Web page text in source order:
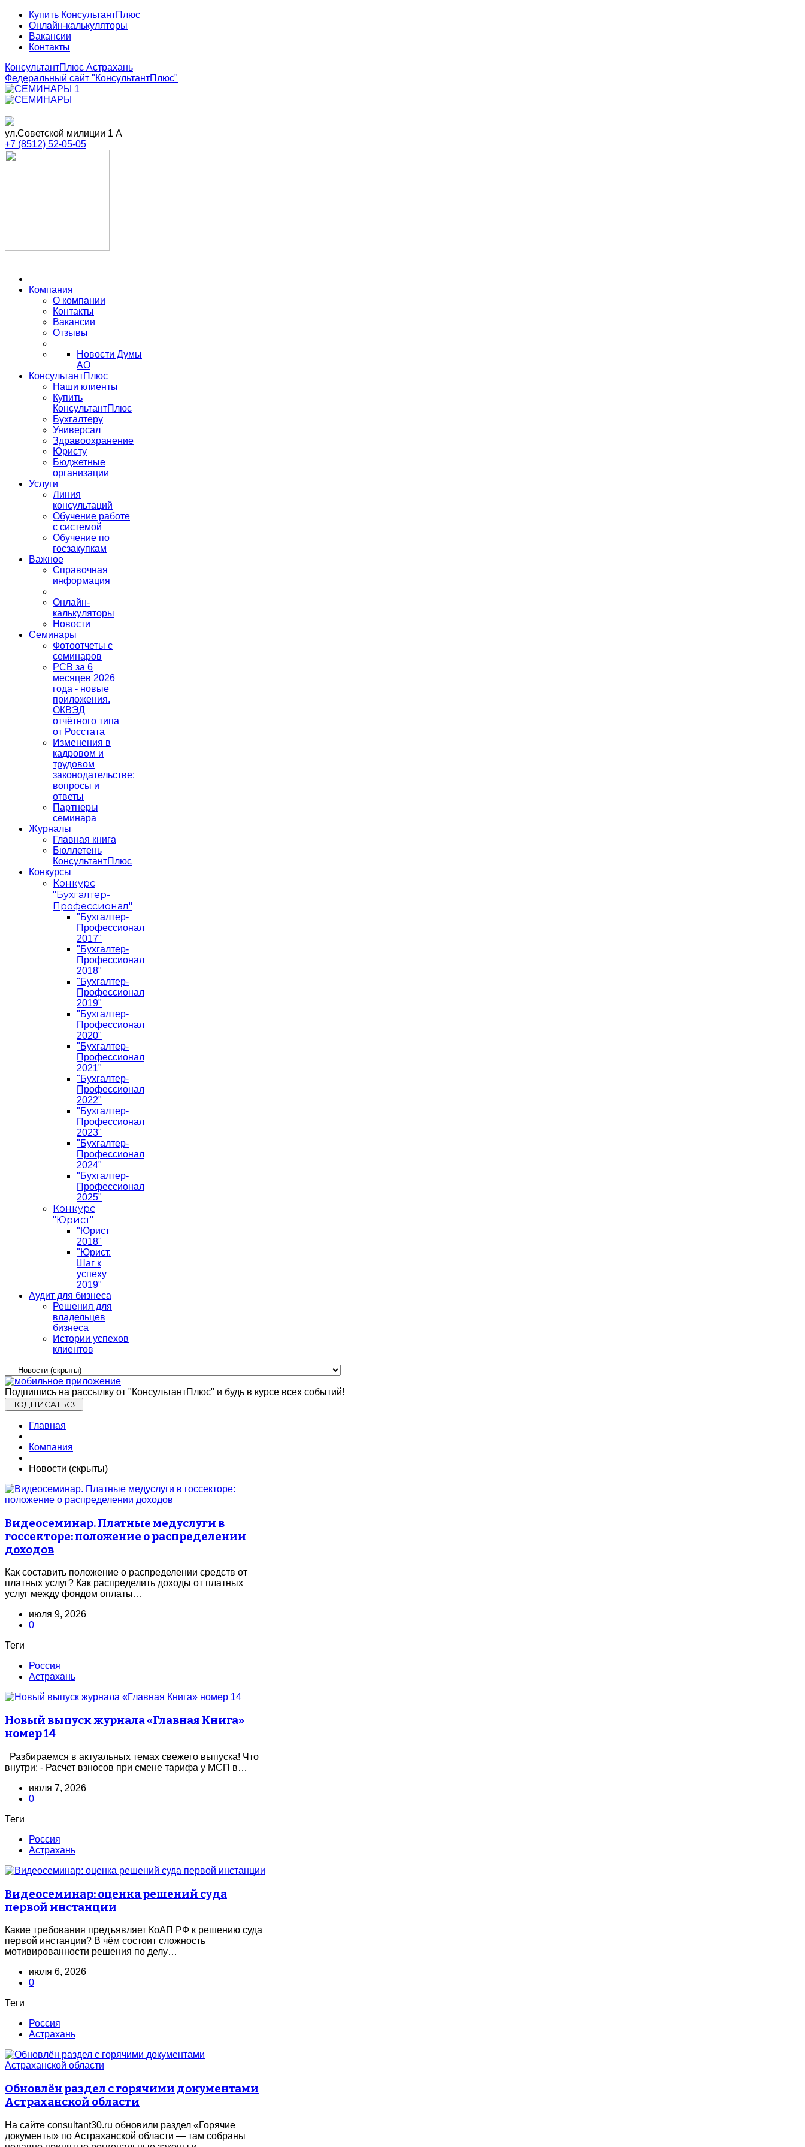
Купить КонсультантПлюс
Онлайн-калькуляторы
Вакансии
Контакты
КонсультантПлюс Астрахань
Федеральный сайт "КонсультантПлюс"
ул.Советской милиции 1 А
+7 (8512) 52-05-05
Компания
О компании
Контакты
Вакансии
Отзывы
Новости Думы
АО
КонсультантПлюс
Наши клиенты
Купить
КонсультантПлюс
Бухгалтеру
Универсал
Здравоохранение
Юристу
Бюджетные
организации
Услуги
Линия
консультаций
Обучение работе
с системой
Обучение по
госзакупкам
Важное
Справочная
информация
Онлайн-
калькуляторы
Новости
Семинары
Фотоотчеты с
семинаров
РСВ за 6
месяцев 2026
года - новые
приложения.
ОКВЭД
отчётного типа
от Росстата
Изменения в
кадровом и
трудовом
законодательстве:
вопросы и
ответы
Партнеры
семинара
Журналы
Главная книга
Бюллетень
КонсультантПлюс
Конкурсы
Конкурс
"Бухгалтер-
Профессионал"
"Бухгалтер-
Профессионал
2017"
"Бухгалтер-
Профессионал
2018"
"Бухгалтер-
Профессионал
2019"
"Бухгалтер-
Профессионал
2020"
"Бухгалтер-
Профессионал
2021"
"Бухгалтер-
Профессионал
2022"
"Бухгалтер-
Профессионал
2023"
"Бухгалтер-
Профессионал
2024"
"Бухгалтер-
Профессионал
2025"
Конкурс
"Юрист"
"Юрист
2018"
"Юрист.
Шаг к
успеху
2019"
Аудит для бизнеса
Решения для
владельцев
бизнеса
Истории успехов
клиентов
Подпишись на рассылку от "КонсультантПлюс" и будь в курсе всех событий!
Главная
Компания
Новости (скрыты)
Видеосеминар. Платные медуслуги в
госсекторе: положение о распределении
доходов
Как составить положение о распределении средств от
платных услуг? Как распределить доходы от платных
услуг между фондом оплаты…
июля 9, 2026
0
Теги
Россия
Астрахань
Новый выпуск журнала «Главная Книга»
номер 14
Разбираемся в актуальных темах свежего выпуска! Что
внутри: - Расчет взносов при смене тарифа у МСП в…
июля 7, 2026
0
Теги
Россия
Астрахань
Видеосеминар: оценка решений суда
первой инстанции
Какие требования предъявляет КоАП РФ к решению суда
первой инстанции? В чём состоит сложность
мотивированности решения по делу…
июля 6, 2026
0
Теги
Россия
Астрахань
Обновлён раздел с горячими документами
Астраханской области
На сайте consultant30.ru обновили раздел «Горячие
документы» по Астраханской области — там собраны